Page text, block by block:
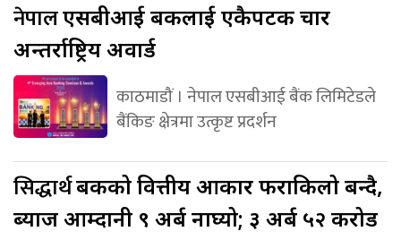
नेपालएसबीआई बैंकलाई एकैपटक चार
अन्तर्राष्ट्रिय अवार्ड
काठमाडौं । नेपाल एसबीआई बैंक लिमिटेडले
बैंकिङ क्षेत्रमा उत्कृष्ट प्रदर्शन
सिद्धार्थबैंकको वित्तीय आकार फराकिलो बन्दै,
ब्याज आम्दानी ९ अर्ब नाघ्यो; ३ अर्ब ५२ करोड